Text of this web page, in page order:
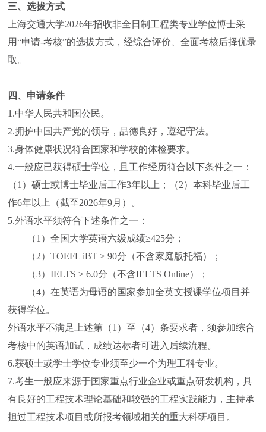
三、选拔方式
上海交通大学2026年招收非全日制工程类专业学位博士采
用“申请-考核”的选拔方式，经综合评价、全面考核后择优录
取。
四、申请条件
1.中华人民共和国公民。
2.拥护中国共产党的领导，品德良好，遵纪守法。
3.身体健康状况符合国家和学校的体检要求。
4.一般应已获得硕士学位，且工作经历符合以下条件之一：
（1）硕士或博士毕业后工作3年以上；（2）本科毕业后工
作6年以上（截至2026年9月）。
5.外语水平须符合下述条件之一：
（1）全国大学英语六级成绩≥425分；
（2）TOEFL iBT ≥ 90分（不含家庭版托福）；
（3）IELTS ≥ 6.0分（不含IELTS Online）；
（4）在英语为母语的国家参加全英文授课学位项目并
获得学位。
外语水平不满足上述第（1）至（4）条要求者，须参加综合
考核中的英语加试，成绩达标者可进入后续流程。
6.获硕士或学士学位专业须至少一个为理工科专业。
7.考生一般应来源于国家重点行业企业或重点研发机构，具
有良好的工程技术理论基础和较强的工程实践能力，主持承
担过工程技术项目或所报考领域相关的重大科研项目。